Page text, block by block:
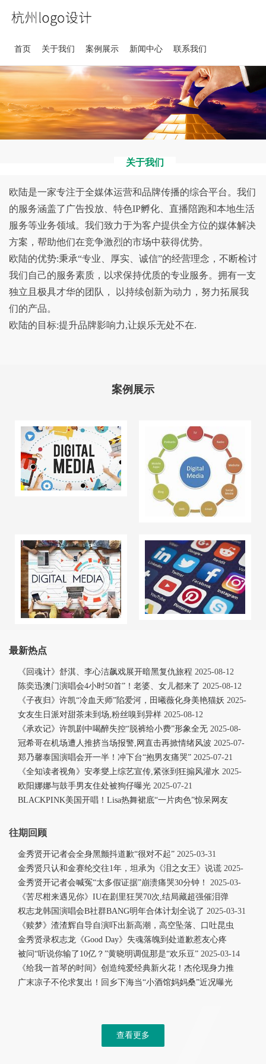
首页 关于我们 案例展示 新闻中心 联系我们
关于我们
欧陆是一家专注于全媒体运营和品牌传播的综合平台。我们
的服务涵盖了广告投放、特色IP孵化、直播陪跑和本地生活
服务等业务领域。我们致力于为客户提供全方位的媒体解决
方案，帮助他们在竞争激烈的市场中获得优势。
欧陆的优势:秉承“专业、厚实、诚信”的经营理念，不断检讨
我们自己的服务素质，以求保持优质的专业服务。拥有一支
独立且极具才华的团队， 以持续创新为动力，努力拓展我
们的产品。
欧陆的目标:提升品牌影响力,让娱乐无处不在.
案例展示
最新热点
《回魂计》舒淇、李心洁飙戏展开暗黑复仇旅程 2025-08-12
陈奕迅澳门演唱会4小时50首”！老婆、女儿都来了 2025-08-12
《子夜归》许凯“冷血天师”陷爱河，田曦薇化身美艳猫妖 2025-
08-12
女友生日派对甜茶未到场,粉丝嗅到异样 2025-08-12
《承欢记》许凯剧中喝醉失控“脱裤给小费”形象全无 2025-08-
12
冠希哥在机场遭人推挤当场报警,网直击再掀情绪风波 2025-07-
21
郑乃馨泰国演唱会开一半！冲下台“抱男友痛哭” 2025-07-21
《全知读者视角》安孝燮上综艺宣传,紧张到狂搧风灌水 2025-
07-21
欧阳娜娜与鼓手男友住处被狗仔曝光 2025-07-21
BLACKPINK美国开唱！Lisa热舞裙底“一片肉色”惊呆网友
往期回顾
金秀贤开记者会全身黑颤抖道歉“很对不起” 2025-03-31
金秀贤只认和金赛纶交往1年，坦承为《泪之女王》说谎 2025-
03-31
金秀贤开记者会喊冤“太多假证据”崩溃痛哭30分钟！ 2025-03-
31
《苦尽柑来遇见你》IU在剧里狂哭70次,结局藏超强催泪弹
2025-03-31
权志龙韩国演唱会B社群BANG明年合体计划全说了 2025-03-31
《赎梦》渣渣辉自导自演吓出新高潮，高空坠落、口吐昆虫
2025-03-14
金秀贤录权志龙《Good Day》失魂落魄到处道歉惹友心疼
2025-03-14
被问“听说你输了10亿？”黄晓明调侃那是“欢乐豆” 2025-03-14
《给我一首琴的时间》创造纯爱经典新火花！杰伦现身力推
2025-03-14
广末凉子不伦求复出！回乡下海当“小酒馆妈妈桑”近况曝光
查看更多